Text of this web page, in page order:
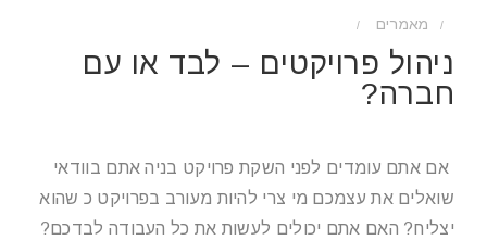
/ מאמרים /
ניהול פרויקטים – לבד או עם
חברה?
אם אתם עומדים לפני השקת פרויקט בניה אתם בוודאי
שואלים את עצמכם מי צרי להיות מעורב בפרויקט כ שהוא
יצליח? האם אתם יכולים לעשות את כל העבודה לבדכם?